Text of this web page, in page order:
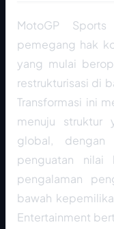
MotoGP
pemegang hak
yang mulai
restrukturisasi di
Transformasi ini
menuju struktur
global,
penguatan nilai
pengalaman
bawah
Entertainment